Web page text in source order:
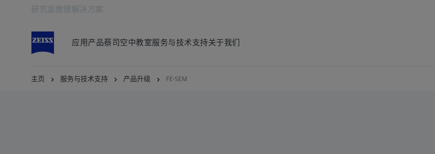
应用 产品蔡司空中教室服务与技术支持关于我们
主页 服务与技术支持 产品升级 FE-SEM